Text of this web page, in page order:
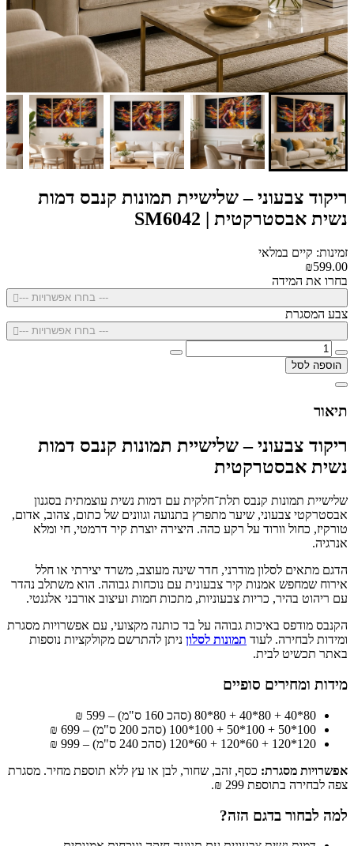
ריקוד צבעוני – שלישיית תמונות קנבס דמות
נשית אבסטרקטית | SM6042
זמינות: קיים במלאי
₪599.00
בחרו את המידה
--- בחרו אפשרויות ---
צבע המסגרת
--- בחרו אפשרויות ---
הוספה לסל
תיאור
ריקוד צבעוני – שלישיית תמונות קנבס דמות
נשית אבסטרקטית
שלישיית תמונות קנבס תלת־חלקית עם דמות נשית עוצמתית בסגנון
אבסטרקטי צבעוני, שיער מתפרץ בתנועה וגוונים של כתום, צהוב, אדום,
טורקיז, כחול וורוד על רקע כהה. היצירה יוצרת קיר דרמטי, חי ומלא
אנרגיה.
הדגם מתאים לסלון מודרני, חדר שינה מעוצב, משרד יצירתי או חלל
אירוח שמחפש אמנות קיר צבעונית עם נוכחות גבוהה. הוא משתלב נהדר
עם ריהוט בהיר, כריות צבעוניות, מתכות חמות ועיצוב אורבני אלגנטי.
הקנבס מודפס באיכות גבוהה על בד כותנה מקצועי, עם אפשרויות מסגרת
ומידות לבחירה. לעוד תמונות לסלון ניתן להתרשם מקולקציות נוספות
באתר תכשיט לבית.
מידות ומחירים סופיים
80*40 + 80*40 + 80*80 (סהכ 160 ס"מ) – 599 ₪
100*50 + 100*50 + 100*100 (סהכ 200 ס"מ) – 699 ₪
120*120 + 60*120 + 60*120 (סהכ 240 ס"מ) – 999 ₪
אפשרויות מסגרת: כסף, זהב, שחור, לבן או עץ ללא תוספת מחיר. מסגרת
צפה לבחירה בתוספת 299 ₪.
למה לבחור בדגם הזה?